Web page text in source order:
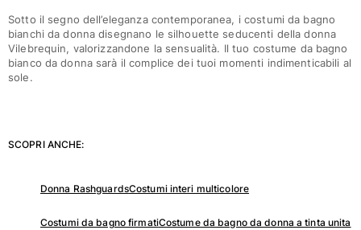
Portale dei resi
Reso
Contattaci
Sotto il segno dell’eleganza contemporanea, i costumi da bagno
bianchi da donna disegnano le silhouette seducenti della donna
Vilebrequin, valorizzandone la sensualità. Il tuo costume da bagno
bianco da donna sarà il complice dei tuoi momenti indimenticabili al
sole.
SCOPRI ANCHE:
Donna RashguardsCostumi interi multicolore
Costumi da bagno firmatiCostume da bagno da donna a tinta unita